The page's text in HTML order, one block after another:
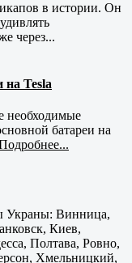
в истории. Он
через...
на Tesla
необходимые
батареи на
Украны: Винница,
Киев,
Полтава, Ровно,
Хмельницкий,